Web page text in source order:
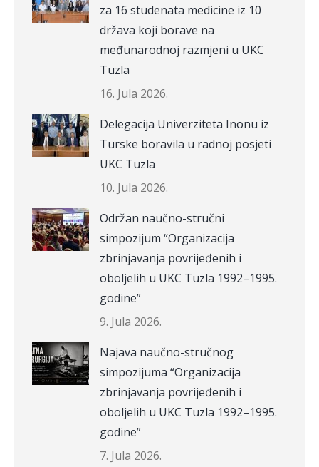
za 16 studenata medicine iz 10
država koji borave na
međunarodnoj razmjeni u UKC
Tuzla
16. Jula 2026.
Delegacija Univerziteta Inonu iz
Turske boravila u radnoj posjeti
UKC Tuzla
10. Jula 2026.
Održan naučno-stručni
simpozijum “Organizacija
zbrinjavanja povrijeđenih i
oboljelih u UKC Tuzla 1992–1995.
godine”
9. Jula 2026.
Najava naučno-stručnog
simpozijuma “Organizacija
zbrinjavanja povrijeđenih i
oboljelih u UKC Tuzla 1992–1995.
godine”
7. Jula 2026.